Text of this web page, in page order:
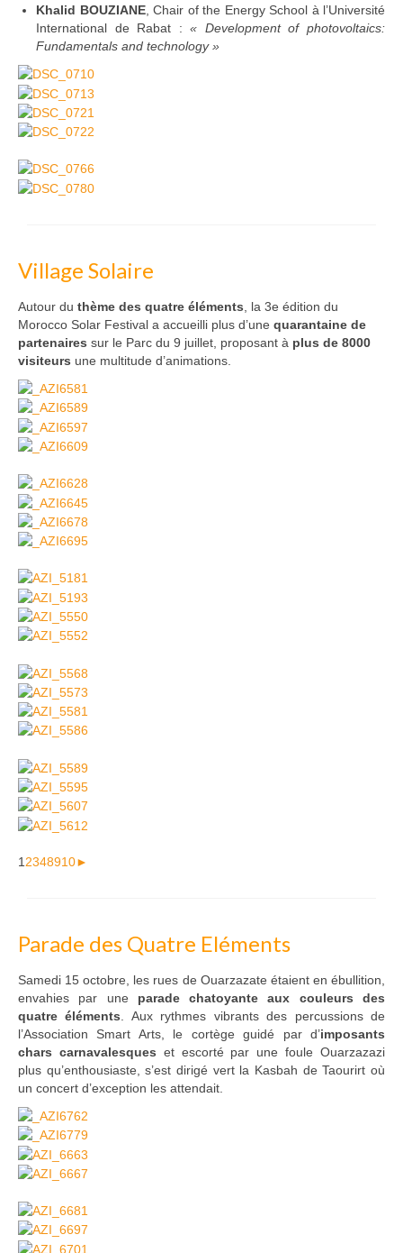
Khalid BOUZIANE, Chair of the Energy School à l’Université
International de Rabat :« Development of photovoltaics:
Fundamentals and technology »
Village Solaire
Autour du thème des quatre éléments , la 3e édition du
Morocco Solar Festival a accueilli plus d’une quarantaine de
partenaires sur le Parc du 9 juillet, proposant à plus de 8000
visiteurs une multitude d’animations.
1 2348910►
Parade des Quatre Eléments
Samedi 15 octobre, les rues de Ouarzazate étaient en ébullition,
envahies par une parade chatoyante aux couleurs des
quatre éléments . Aux rythmes vibrants des percussions de
l’Association Smart Arts, le cortège guidé par d’imposants
chars carnavalesques et escorté par une foule Ouarzazazi
plus qu’enthousiaste, s’est dirigé vert la Kasbah de Taourirt où
un concert d’exception les attendait.